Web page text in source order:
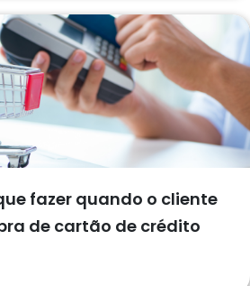
fazer quando o cliente
de cartão de crédito